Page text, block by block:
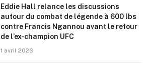
Eddie Hall relance les discussions
autour du combat de légende à 600 lbs
contre Francis Ngannou avant le retour
de l’ex-champion UFC
1 avril 2026